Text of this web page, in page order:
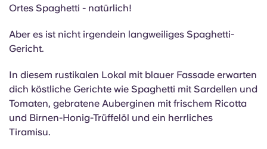
Ortes Spaghetti - natürlich!
Aber es ist nicht irgendein langweiliges Spaghetti-
Gericht.
In diesem rustikalen Lokal mit blauer Fassade erwarten
dich köstliche Gerichte wie Spaghetti mit Sardellen und
Tomaten, gebratene Auberginen mit frischem Ricotta
und Birnen-Honig-Trüffelöl und ein herrliches
Tiramisu.